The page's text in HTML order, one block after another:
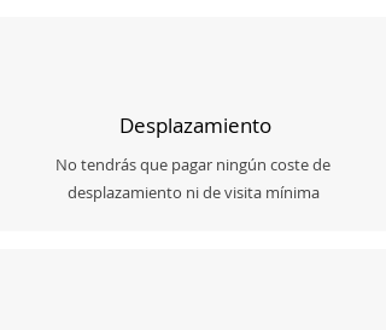
Desplazamiento
No tendrás que pagar ningún coste de
desplazamiento ni de visita mínima